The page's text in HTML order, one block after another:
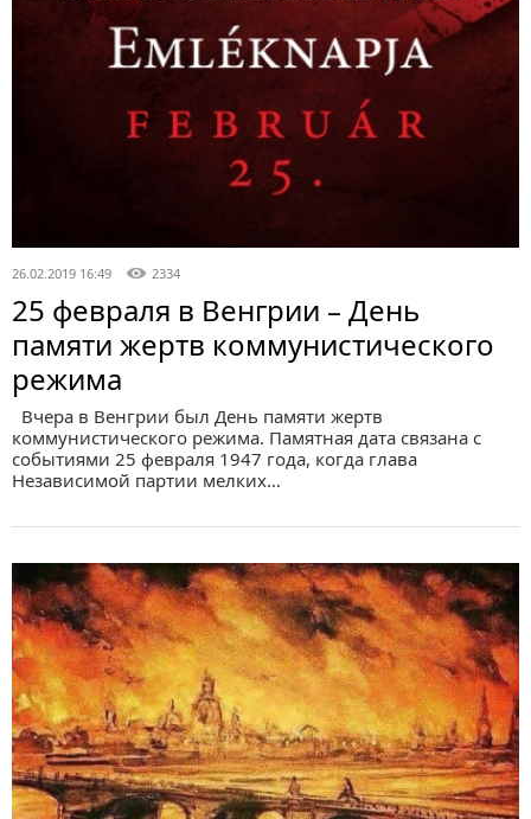
26.02.2019 16:49 2334
25 февраля в Венгрии – День
памяти жертв коммунистического
режима
Вчера в Венгрии был День памяти жертв
коммунистического режима. Памятная дата связана с
событиями 25 февраля 1947 года, когда глава
Независимой партии мелких…